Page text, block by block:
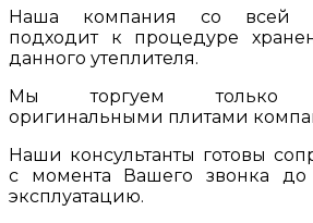
Наша компания со всей
подходит к процедуре
данного утеплителя.
Мы торгуем только
оригинальными плитами
Наши консультанты готовы
с момента Вашего звонка
эксплуатацию.